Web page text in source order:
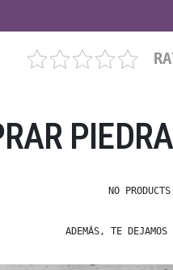
NO
ADEMÁS, TE DEJAMOS